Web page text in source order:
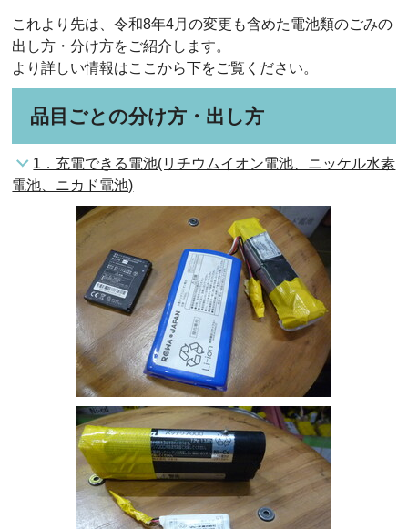
これより先は、令和8年4月の変更も含めた電池類のごみの
出し方・分け方をご紹介します。
より詳しい情報はここから下をご覧ください。
品目ごとの分け方・出し方
1．充電できる電池(リチウムイオン電池、ニッケル水素
電池、ニカド電池)